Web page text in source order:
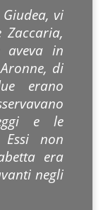
vi
aveva in
di
erano
e le
non
era
negli